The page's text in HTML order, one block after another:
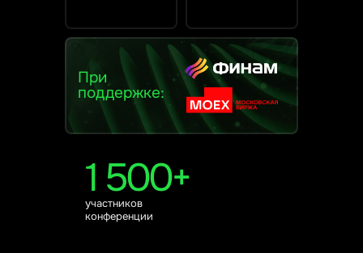
1 500+
участников
конференции
При
поддержке: